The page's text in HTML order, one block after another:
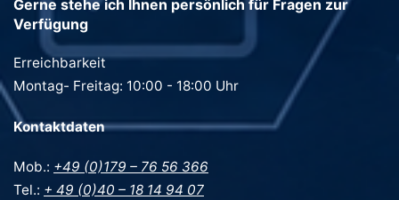
Gerne stehe ich Ihnen persönlich für Fragen zur
Verfügung
Erreichbarkeit
Montag- Freitag: 10:00 - 18:00 Uhr
Kontaktdaten
Mob.: +49 (0)179 – 76 56 366
Tel.: + 49 (0)40 – 18 14 94 07